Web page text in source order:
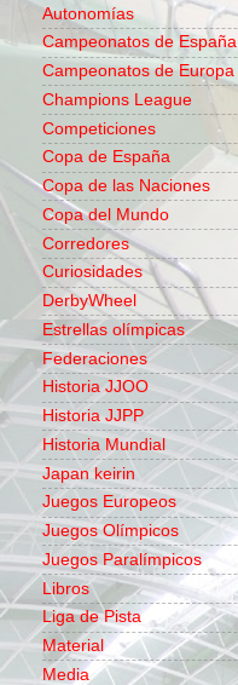
Autonomías
Campeonatos de España
Campeonatos de Europa
Champions League
Competiciones
Copa de España
Copa de las Naciones
Copa del Mundo
Corredores
Curiosidades
DerbyWheel
Estrellas olímpicas
Federaciones
Historia JJOO
Historia JJPP
Historia Mundial
Japan keirin
Juegos Europeos
Juegos Olímpicos
Juegos Paralímpicos
Libros
Liga de Pista
Material
Media